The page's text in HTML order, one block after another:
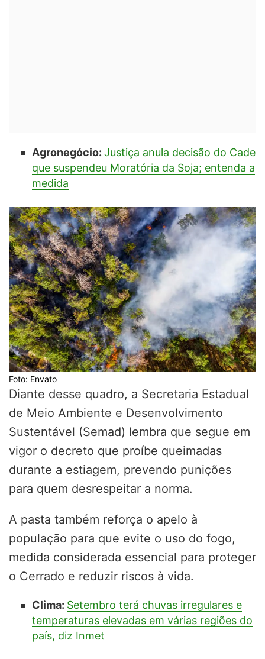
Agronegócio: Justiça anula decisão do Cade
que suspendeu Moratória da Soja; entenda a
medida
Foto: Envato
Diante desse quadro, a Secretaria Estadual
de Meio Ambiente e Desenvolvimento
Sustentável (Semad) lembra que segue em
vigor o decreto que proíbe queimadas
durante a estiagem, prevendo punições
para quem desrespeitar a norma.
A pasta também reforça o apelo à
população para que evite o uso do fogo,
medida considerada essencial para proteger
o Cerrado e reduzir riscos à vida.
Clima: Setembro terá chuvas irregulares e
temperaturas elevadas em várias regiões do
país, diz Inmet